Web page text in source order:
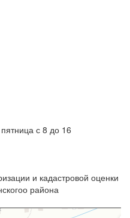
с 8 до 16
и кадастровой оценки
района